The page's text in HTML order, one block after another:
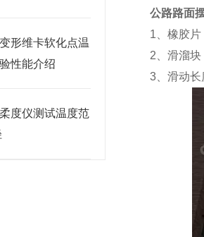
形维卡软化点温
性能介绍
度仪测试温度范
公路路面
1 、橡胶
2 、滑溜
3 、滑动